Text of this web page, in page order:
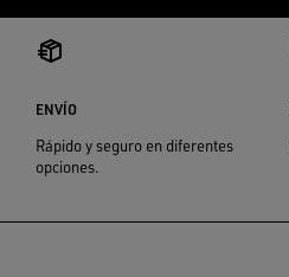
ENVÍO
Rápido y seguro en diferentes
opciones.